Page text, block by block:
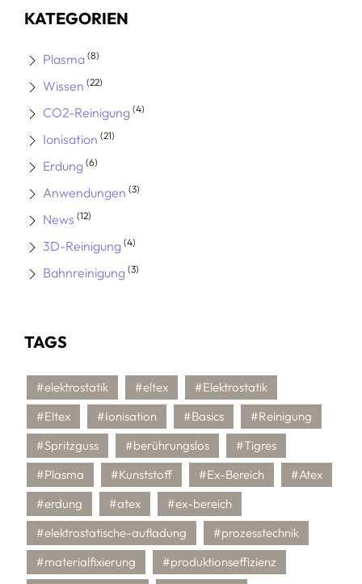
KATEGORIEN
Plasma (8)
Wissen (22)
CO2-Reinigung (4)
Ionisation (21)
Erdung (6)
Anwendungen (3)
News (12)
3D-Reinigung (4)
Bahnreinigung (3)
TAGS
#elektrostatik #eltex
#Elektrostatik
#Eltex
#Ionisation #Basics
#Reinigung
#Spritzguss
#berührungslos
#Tigres
#Plasma
#Kunststoff #Ex-Bereich
#Atex
#erdung
#atex
#ex-bereich
#elektrostatische-aufladung
#prozesstechnik
#materialfixierung
#produktionseffizienz